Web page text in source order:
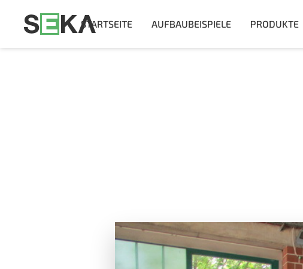
STARTSEITE AUFBAUBEISPIELE PRODUKTE